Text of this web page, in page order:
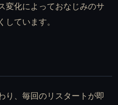
変化によっておなじみのサ
ています。
り、毎回のリスタートが即